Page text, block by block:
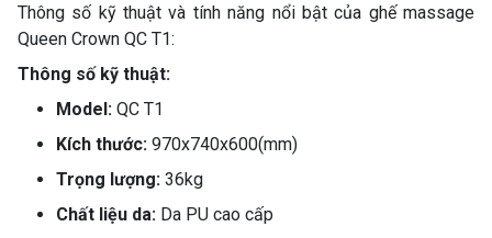
Thông số kỹ thuật và tính năng nổi bật của ghế massage
Queen Crown QC T1:
Thông số kỹ thuật:
Model: QC T1
Kích thước: 970x740x600(mm)
Trọng lượng: 36kg
Chất liệu da: Da PU cao cấp